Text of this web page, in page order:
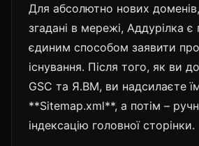
Для абсолютно нових
згадані в мережі, Аддурілка
єдиним способом заявити
існування. Після того, як ви
GSC та Я.ВМ, ви надсилаєте
**Sitemap.xml**, а потім –
індексацію головної сторінки.